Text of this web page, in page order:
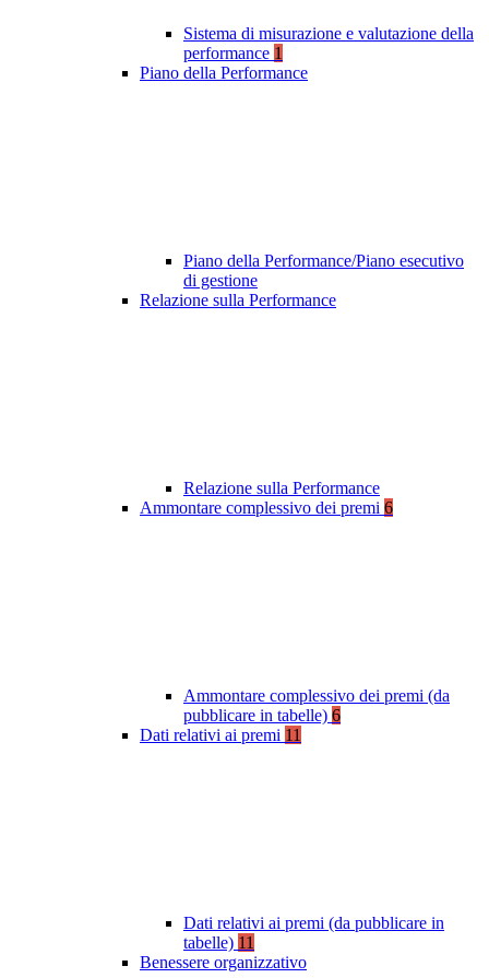
Sistema di misurazione e valutazione della
performance 1
Piano della Performance
Piano della Performance/Piano esecutivo
di gestione
Relazione sulla Performance
Relazione sulla Performance
Ammontare complessivo dei premi 6
Ammontare complessivo dei premi (da
pubblicare in tabelle) 6
Dati relativi ai premi 11
Dati relativi ai premi (da pubblicare in
tabelle) 11
Benessere organizzativo